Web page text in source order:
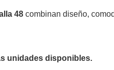
48 combinan diseño,
unidades disponibles.